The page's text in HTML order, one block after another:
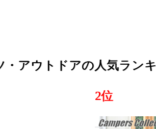
2022/05/01
ング：17位
2022/04/30
・アウトドアの人気ラン
2位